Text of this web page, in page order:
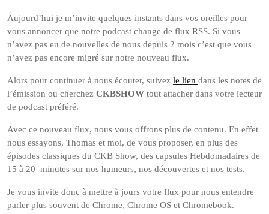
Aujourd’hui je m’invite quelques instants dans vos oreilles pour
vous annoncer que notre podcast change de flux RSS. Si vous
n’avez pas eu de nouvelles de nous depuis 2 mois c’est que vous
n’avez pas encore migré sur notre nouveau flux.
Alors pour continuer à nous écouter, suivez le lien dans les notes de
l’émission ou cherchez CKBSHOW tout attacher dans votre lecteur
de podcast préféré.
Avec ce nouveau flux, nous vous offrons plus de contenu. En effet
nous essayons, Thomas et moi, de vous proposer, en plus des
épisodes classiques du CKB Show, des capsules Hebdomadaires de
15 à 20 minutes sur nos humeurs, nos découvertes et nos tests.
Je vous invite donc à mettre à jours votre flux pour nous entendre
parler plus souvent de Chrome, Chrome OS et Chromebook.